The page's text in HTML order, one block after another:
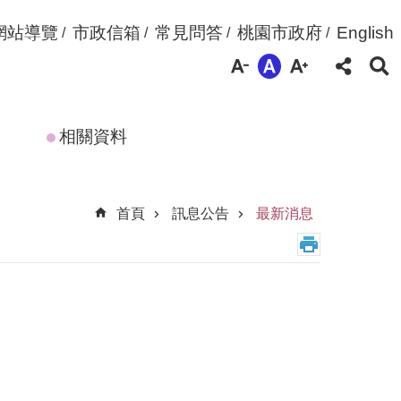
站導覽 市政信箱 常見問答 桃園市政府 English
相關資料
首頁
訊息公告 最新消息